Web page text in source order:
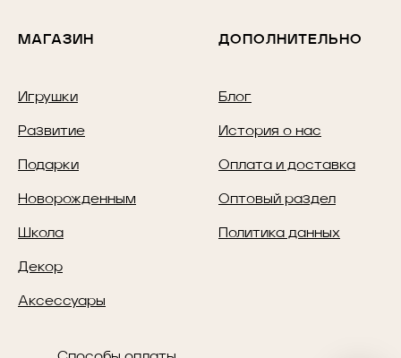
МАГАЗИН
Игрушки
Развитие
Подарки
Новорожденным
Школа
Декор
Аксессуары
ДОПОЛНИТЕЛЬНО
Блог
История о нас
Оплата и доставка
Оптовый раздел
Политика данных